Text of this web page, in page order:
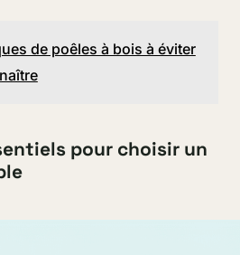
de poêles à bois à éviter
pour choisir un